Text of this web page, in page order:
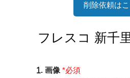
削除依頼は
. 画像 *必須